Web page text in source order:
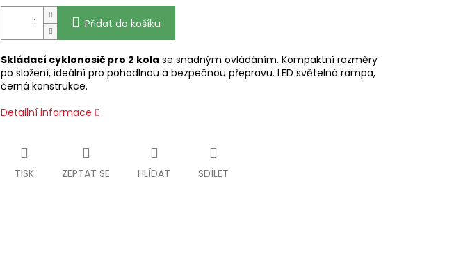
Přidat do košíku
Skládací cyklonosič pro 2 kola se snadným ovládáním. Kompaktní rozměry
po složení, ideální pro pohodlnou a bezpečnou přepravu. LED světelná rampa,
černá konstrukce.
Detailní informace
TISK ZEPTAT SE HLÍDAT SDÍLET